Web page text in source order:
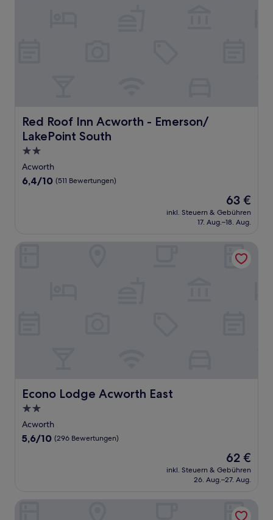
Red Roof Inn Acworth - Emerson/
LakePoint South
Red Roof Inn Acworth - Emerson/ LakePoint South
2.0-
Sterne-
Unterkunft
Acworth
6.4
6,4/10 (511 Bewertungen)
Der
Preis
beträgt
63 €
inkl. Steuern & Gebühren
17. Aug.–18. Aug.
Econo Lodge Acworth East
Econo Lodge Acworth East
2.0-
Sterne-
Unterkunft
Acworth
5.6
5,6/10 (296 Bewertungen)
Der
Preis
beträgt
62 €
inkl. Steuern & Gebühren
26. Aug.–27. Aug.